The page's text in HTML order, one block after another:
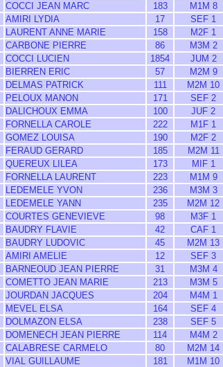
COCCI JEAN MARC 183 M1M 8
AMIRI LYDIA 17 SEF 1
LAURENT ANNE MARIE 158 M2F 1
CARBONE PIERRE 86 M3M 2
COCCI LUCIEN 1854 JUM 2
BIERREN ERIC 57 M2M 9
DELMAS PATRICK 111 M2M 10
PELOUX MANON 171 SEF 2
DALICHOUX EMMA 100 JUF 2
FORNELLA CAROLE 222 M1F 1
GOMEZ LOUISA 190 M2F 2
FERAUD GERARD 185 M2M 11
QUEREUX LILEA 173 MIF 1
FORNELLA LAURENT 223 M1M 9
LEDEMELE YVON 236 M3M 3
LEDEMELE YANN 235 M2M 12
COURTES GENEVIEVE 98 M3F 1
BAUDRY FLAVIE 42 CAF 1
BAUDRY LUDOVIC 45 M2M 13
AMIRI AMELIE 12 SEF 3
BARNEOUD JEAN PIERRE 31 M3M 4
COMETTO JEAN MARIE 213 M3M 5
JOURDAN JACQUES 204 M4M 1
MEVEL ELSA 164 SEF 4
DOLMAZON ELSA 238 SEF 5
DOMENECH JEAN PIERRE 114 M4M 2
CALABRESE CARMELO 80 M2M 14
VIAL GUILLAUME 181 M1M 10